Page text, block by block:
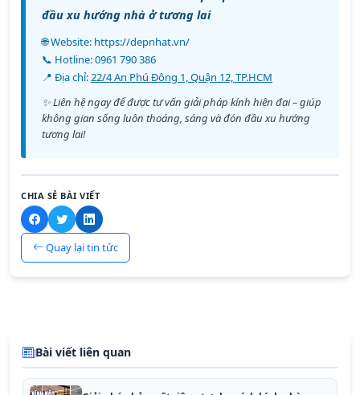
đầu xu hướng nhà ở tương lai
🌐 Website: https://depnhat.vn/
📞 Hotline:0961 790 386
📍 Địa chỉ: 22/4 An Phú Đông 1, Quận 12, TP.HCM
✨ Liên hệ ngay để được tư vấn giải pháp kính hiện đại – giúp
không gian sống luôn thoáng, sáng và đón đầu xu hướng
tương lai!
CHIA SẺ BÀI VIẾT
Quay lại tin tức
Bài viết liên quan